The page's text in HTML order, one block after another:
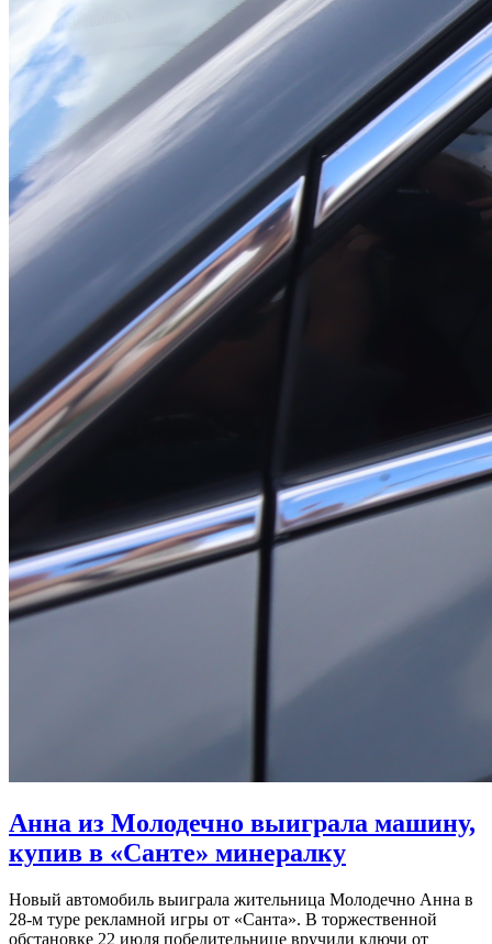
Анна из Молодечно выиграла машину,
купив в «Санте» минералку
Новый автомобиль выиграла жительница Молодечно Анна в
28-м туре рекламной игры от «Санта». В торжественной
обстановке 22 июля победительнице вручили ключи от